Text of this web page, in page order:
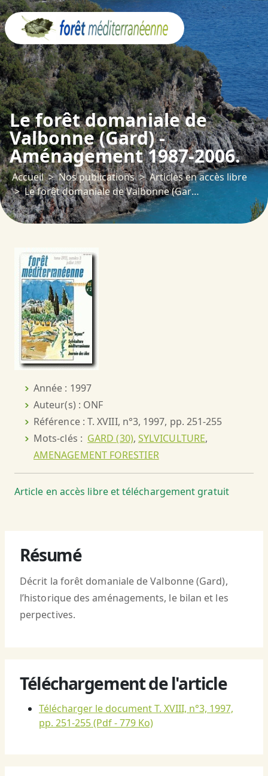
Le forêt domaniale de
Valbonne (Gard) -
Aménagement 1987-2006.
Accueil Nos publications
Articles en accès libre
Le forêt domaniale de Valbonne (Gard) - Aménagement 1987-2006.
Année : 1997
Auteur(s) : ONF
Référence : T. XVIII, n°3, 1997, pp. 251-255
Mots-clés : GARD (30), SYLVICULTURE,
AMENAGEMENT FORESTIER
Article en accès libre et téléchargement gratuit
Résumé
Décrit la forêt domaniale de Valbonne (Gard),
l’historique des aménagements, le bilan et les
perpectives.
Téléchargement de l'article
Télécharger le document T. XVIII, n°3, 1997,
pp. 251-255(Pdf - 779 Ko)
Panneau de gestion des cookies